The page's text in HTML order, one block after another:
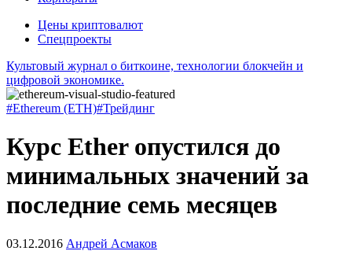
Цены криптовалют
Спецпроекты
Культовый журнал о биткоине, технологии блокчейн и
цифровой экономике.
#Ethereum (ETH)#Трейдинг
Курс Ether опустился до
минимальных значений за
последние семь месяцев
03.12.2016 Андрей Асмаков